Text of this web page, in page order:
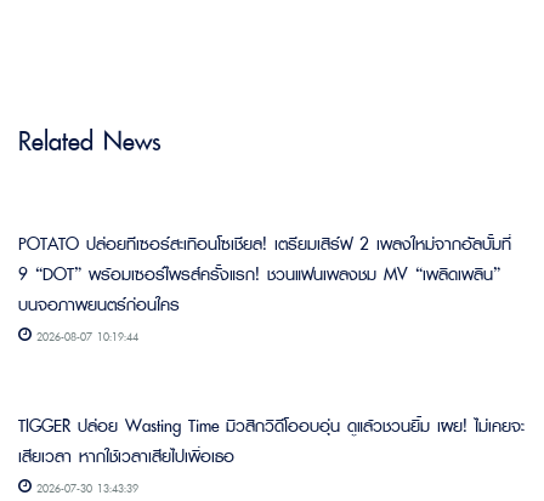
Related News
POTATO ปล่อยทีเซอร์สะเทือนโซเชียล! เตรียมเสิร์ฟ 2 เพลงใหม่จากอัลบั้มที่
9 “DOT” พร้อมเซอร์ไพรส์ครั้งแรก! ชวนแฟนเพลงชม MV “เพลิดเพลิน”
บนจอภาพยนตร์ก่อนใคร
2026-08-07 10:19:44
TIGGER ปล่อย Wasting Time มิวสิกวิดีโออบอุ่น ดูแล้วชวนยิ้ม เผย! ไม่เคยจะ
เสียเวลา หากใช้เวลาเสียไปเพื่อเธอ
2026-07-30 13:43:39